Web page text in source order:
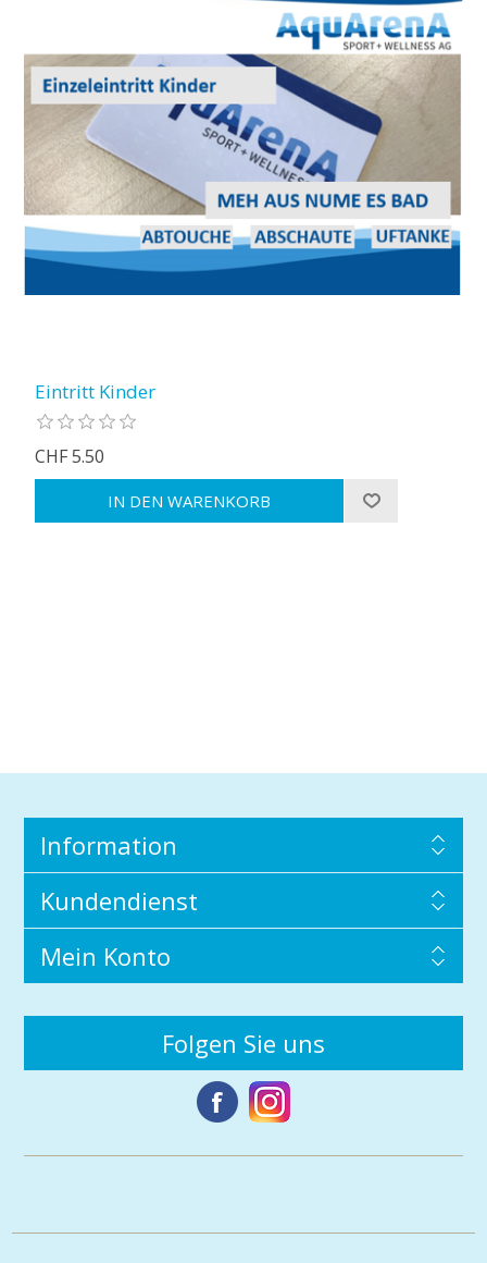
Eintritt Kinder
CHF 5.50
Information
Kundendienst
Mein Konto
Folgen Sie uns